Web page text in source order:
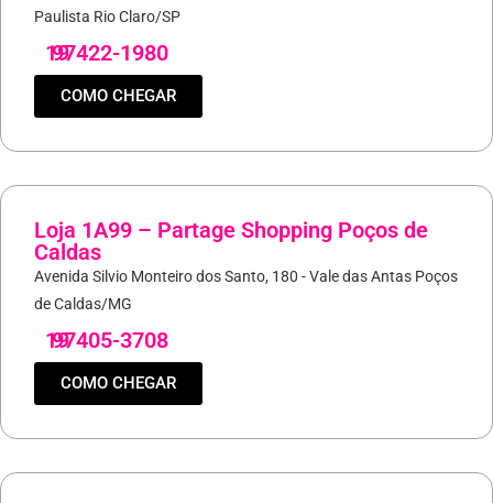
Paulista Rio Claro/SP
19
97422-1980
COMO CHEGAR
Loja 1A99 – Partage Shopping Poços de
Caldas
Avenida Silvio Monteiro dos Santo, 180 - Vale das Antas Poços
de Caldas/MG
19
97405-3708
COMO CHEGAR